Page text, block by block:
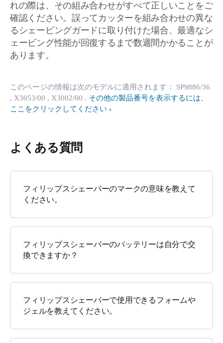
れの際は、その組み合わせがすべて正しいことをご
確認ください。誤ってカッターを組み合わせの異な
るシェービングガードに取り付けた場合、最適なシ
ェービング性能が回復するまで数週間かかることが
あります。
このページの情報は次のモデルに適用されます： SP9886/36
, X3053/00 , X3002/00 . その他の製品番号を表示するには、
ここをクリックしてください
よくある質問
フィリップスシェーバーのマークの意味を教えて
ください。
フィリップスシェーバーのバッテリーは自分で交
換できますか？
フィリップスシェーバーで使用できるフォームや
ジェルを教えてください。